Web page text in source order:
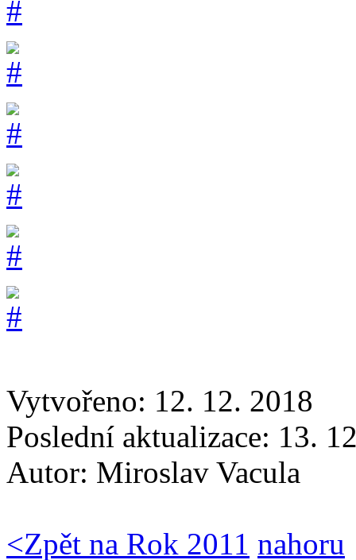
Vytvořeno: 12. 12. 2018
Poslední aktualizace: 13.
Autor: Miroslav Vacula
<Zpět na Rok 2011 nahoru